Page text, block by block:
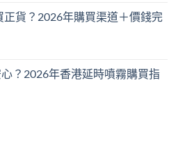
正貨？2026年購買渠道＋價錢完
？2026年香港延時噴霧購買指